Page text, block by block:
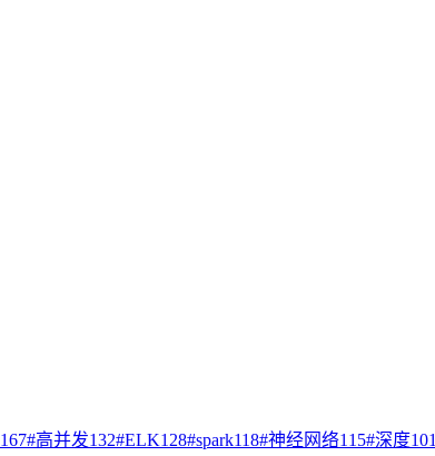
167#高并发132#ELK128#spark118#神经网络115#深度101